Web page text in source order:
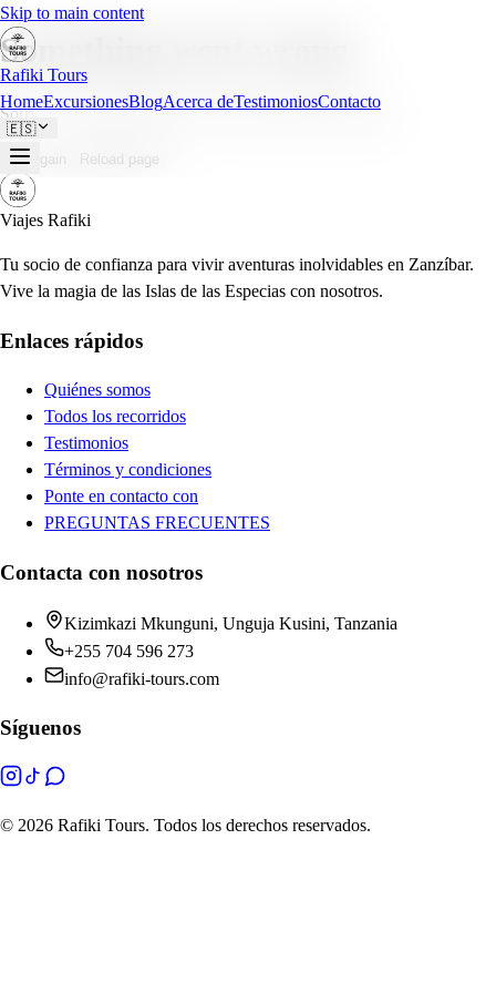
Skip to main content
Rafiki Tours
HomeExcursionesBlogAcerca deTestimoniosContacto
🇪🇸
Something went wrong
Sorry — an unexpected error occurred. Please try again.
Try again Reload page
Viajes Rafiki
Tu socio de confianza para vivir aventuras inolvidables en Zanzíbar.
Vive la magia de las Islas de las Especias con nosotros.
Enlaces rápidos
Quiénes somos
Todos los recorridos
Testimonios
Términos y condiciones
Ponte en contacto con
PREGUNTAS FRECUENTES
Contacta con nosotros
Kizimkazi Mkunguni, Unguja Kusini, Tanzania
+255 704 596 273
info@rafiki-tours.com
Síguenos
© 2026 Rafiki Tours. Todos los derechos reservados.